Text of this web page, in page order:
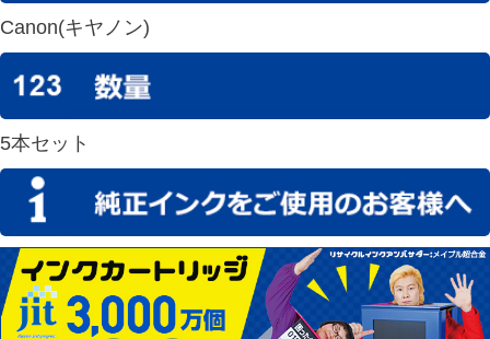
Canon(キヤノン)
5本セット